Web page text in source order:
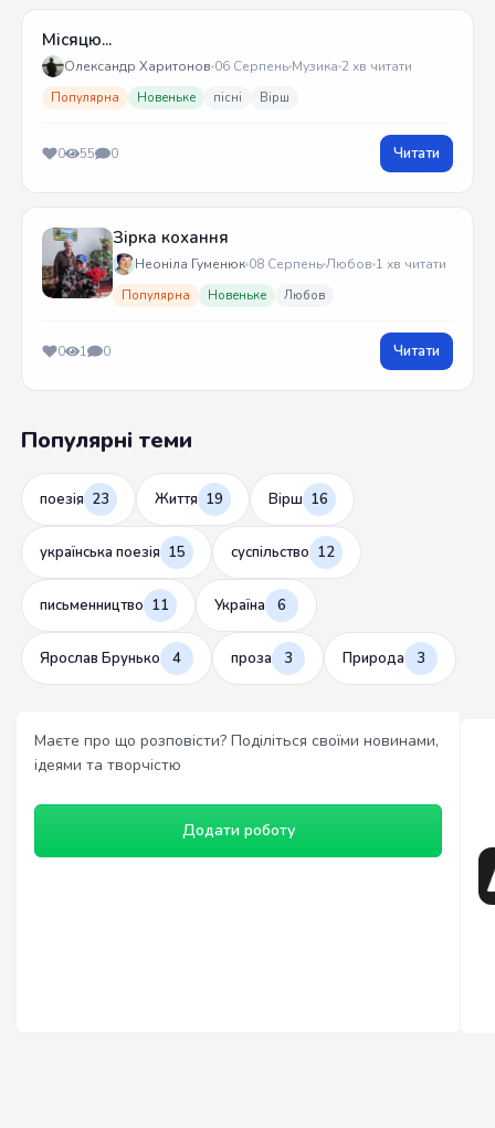
Місяцю...
Олександр Харитонов 06 Серпень Музика 2 хв читати
Популярна Новеньке пісні Вірш
0 55 0 Читати
Зірка кохання
Неоніла Гуменюк 08 СерпеньЛюбов 1 хв читати
Популярна Новеньке Любов
0 1 0 Читати
Популярні теми
поезія 23 Життя 19 Вірш 16
українська поезія 15 суспільство 12
письменництво 11 Україна 6
Ярослав Брунько 4 проза 3 Природа 3
Маєте про що розповісти? Поділіться своїми новинами,
ідеями та творчістю
Додати роботу